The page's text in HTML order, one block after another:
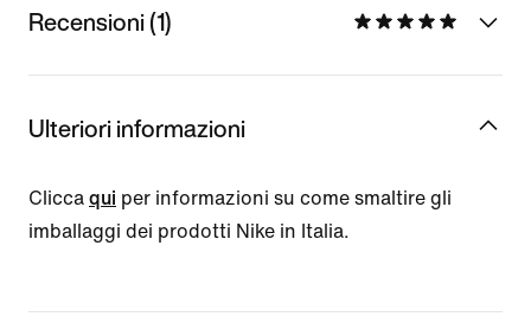
Recensioni (1)
Ulteriori informazioni
Clicca qui per informazioni su come smaltire gli
imballaggi dei prodotti Nike in Italia.